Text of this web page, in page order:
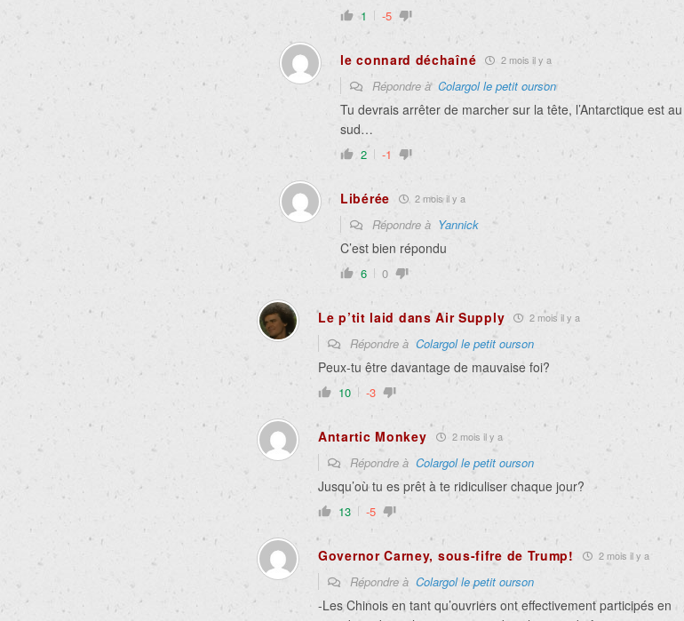
1 -5
le connard déchaîné 2 mois il y a
Répondre à Colargol le petit ourson
Tu devrais arrêter de marcher sur la tête, l’Antarctique est au
sud…
2 -1
Libérée 2 mois il y a
Répondre à Yannick
C’est bien répondu
6 0
Le p’tit laid dans Air Supply 2 mois il y a
Répondre à Colargol le petit ourson
Peux-tu être davantage de mauvaise foi?
10 -3
Antartic Monkey 2 mois il y a
Répondre à Colargol le petit ourson
Jusqu’où tu es prêt à te ridiculiser chaque jour?
13 -5
Governor Carney, sous-fifre de Trump! 2 mois il y a
Répondre à Colargol le petit ourson
-Les Chinois en tant qu’ouvriers ont effectivement participés en